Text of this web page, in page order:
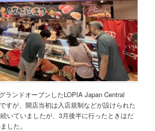
ランドオープンしたLOPIA Japan Central
すが、開店当初は入店規制などが設けられた
いていましたが、3月後半に行ったときはだ
した。